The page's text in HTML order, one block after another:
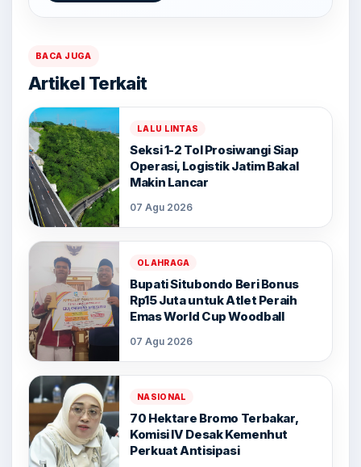
BACA JUGA
Artikel Terkait
LALU LINTAS
Seksi 1-2 Tol Prosiwangi Siap
Operasi, Logistik Jatim Bakal
Makin Lancar
07 Agu 2026
OLAHRAGA
Bupati Situbondo Beri Bonus
Rp15 Juta untuk Atlet Peraih
Emas World Cup Woodball
07 Agu 2026
NASIONAL
70 Hektare Bromo Terbakar,
Komisi IV Desak Kemenhut
Perkuat Antisipasi